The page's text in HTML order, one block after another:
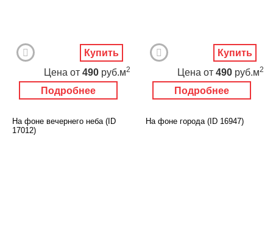
Подробнее
Цена от 490 руб.м2
Купить
Подробнее
Цена от 490 руб.м2
Купить
На фоне вечернего неба (ID
17012)
На фоне города (ID 16947)